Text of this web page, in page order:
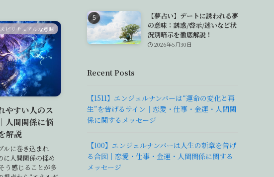
スピリチュアルな意味
やすい人のス
人間関係に悩
解説
ルに巻き込まれ
人間関係の揉め
う感じることが多
【夢占い】デートに誘われる夢
の意味：誘惑/啓示/迷いなど状
況別暗示を徹底解説！
2026年5月30日
Recent Posts
【1511】エンジェルナンバーは“運命の変化と再
生”を告げるサイン｜恋愛・仕事・金運・人間関
係に関するメッセージ
【100】エンジェルナンバーは人生の新章を告げ
る合図｜恋愛・仕事・金運・人間関係に関する
メッセージ